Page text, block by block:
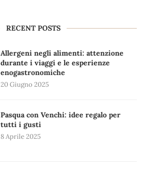
RECENT POSTS
Allergeni negli alimenti: attenzione
durante i viaggi e le esperienze
enogastronomiche
20 Giugno 2025
Pasqua con Venchi: idee regalo per
tutti i gusti
8 Aprile 2025